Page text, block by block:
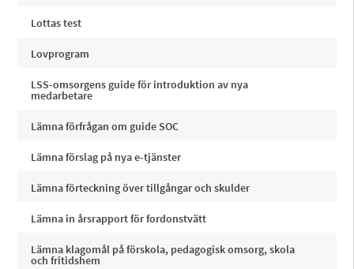
Lottas test
Lovprogram
LSS-omsorgens guide för introduktion av nya
medarbetare
Lämna förfrågan om guide SOC
Lämna förslag på nya e-tjänster
Lämna förteckning över tillgångar och skulder
Lämna in årsrapport för fordonstvätt
Lämna klagomål på förskola, pedagogisk omsorg, skola
och fritidshem